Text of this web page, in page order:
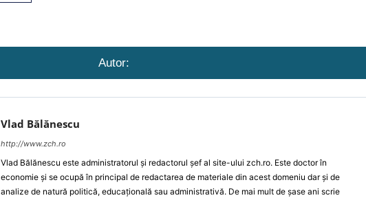
Autor:
Vlad Bălănescu
http://www.zch.ro
Vlad Bălănescu este administratorul și redactorul șef al site-ului zch.ro. Este doctor în
economie și se ocupă în principal de redactarea de materiale din acest domeniu dar și de
analize de natură politică, educațională sau administrativă. De mai mult de șase ani scrie